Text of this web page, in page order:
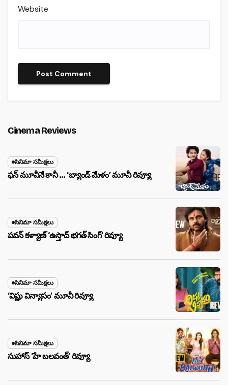
Website
Cinema Reviews
సినిమా సమీక్షలు
ఫన్ మూవీనే కానీ … ‘బ్యాండ్‌ మేళం’ మూవీ రివ్యూ
సినిమా సమీక్షలు
పవన్ కళ్యాణ్ ‘ఉస్తాద్ భ‌గ‌త్ సింగ్’ రివ్యూ
సినిమా సమీక్షలు
‘విష్ణు విన్యాసం’ మూవీ రివ్యూ
సినిమా సమీక్షలు
సుహాస్ ‘హే బలవంత్’ రివ్యూ